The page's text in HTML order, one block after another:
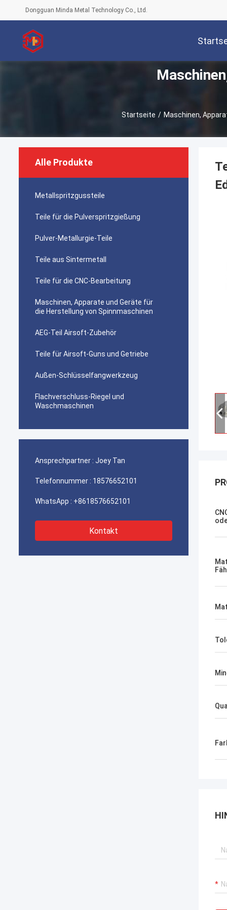
Dongguan Minda Metal Technology Co., Ltd.
Startseite / Maschinen,
Alle Produkte
Metallspritzgussteile
Teile für die Pulverspritzgießung
Pulver-Metallurgie-Teile
Teile aus Sintermetall
Teile für die CNC-Bearbeitung
Maschinen, Apparate und Geräte für
die Herstellung von Spinnmaschinen
AEG-Teil Airsoft-Zubehör
Teile für Airsoft-Guns und Getriebe
Außen-Schlüsselfangwerkzeug
Flachverschluss-Riegel und
Waschmaschinen
Ansprechpartner : Joey Tan
Telefonnummer : 18576652101
WhatsApp : +8618576652101
Kontakt